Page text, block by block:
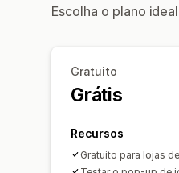
Escolha o plano
Gratuito
Grátis
Recursos
Gratuito para lojas